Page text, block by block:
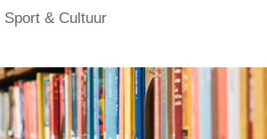
Sport & Cultuur